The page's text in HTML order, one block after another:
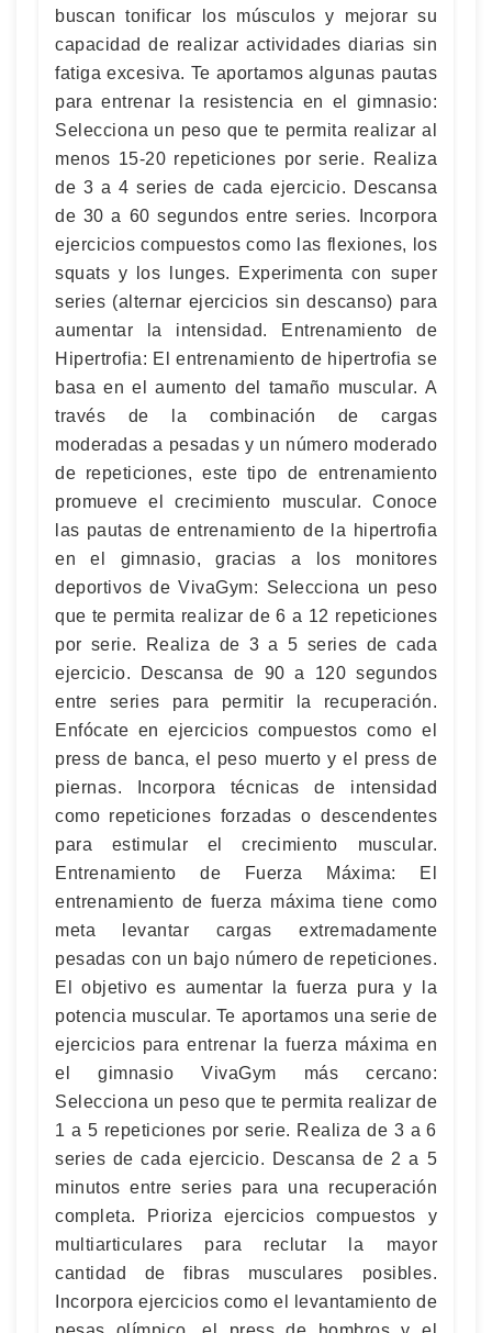
buscan tonificar los músculos y mejorar su
capacidad de realizar actividades diarias sin
fatiga excesiva. Te aportamos algunas pautas
para entrenar la resistencia en el gimnasio:
Selecciona un peso que te permita realizar al
menos 15-20 repeticiones por serie. Realiza
de 3 a 4 series de cada ejercicio. Descansa
de 30 a 60 segundos entre series. Incorpora
ejercicios compuestos como las flexiones, los
squats y los lunges. Experimenta con super
series (alternar ejercicios sin descanso) para
aumentar la intensidad. Entrenamiento de
Hipertrofia: El entrenamiento de hipertrofia se
basa en el aumento del tamaño muscular. A
través de la combinación de cargas
moderadas a pesadas y un número moderado
de repeticiones, este tipo de entrenamiento
promueve el crecimiento muscular. Conoce
las pautas de entrenamiento de la hipertrofia
en el gimnasio, gracias a los monitores
deportivos de VivaGym: Selecciona un peso
que te permita realizar de 6 a 12 repeticiones
por serie. Realiza de 3 a 5 series de cada
ejercicio. Descansa de 90 a 120 segundos
entre series para permitir la recuperación.
Enfócate en ejercicios compuestos como el
press de banca, el peso muerto y el press de
piernas. Incorpora técnicas de intensidad
como repeticiones forzadas o descendentes
para estimular el crecimiento muscular.
Entrenamiento de Fuerza Máxima: El
entrenamiento de fuerza máxima tiene como
meta levantar cargas extremadamente
pesadas con un bajo número de repeticiones.
El objetivo es aumentar la fuerza pura y la
potencia muscular. Te aportamos una serie de
ejercicios para entrenar la fuerza máxima en
el gimnasio VivaGym más cercano:
Selecciona un peso que te permita realizar de
1 a 5 repeticiones por serie. Realiza de 3 a 6
series de cada ejercicio. Descansa de 2 a 5
minutos entre series para una recuperación
completa. Prioriza ejercicios compuestos y
multiarticulares para reclutar la mayor
cantidad de fibras musculares posibles.
Incorpora ejercicios como el levantamiento de